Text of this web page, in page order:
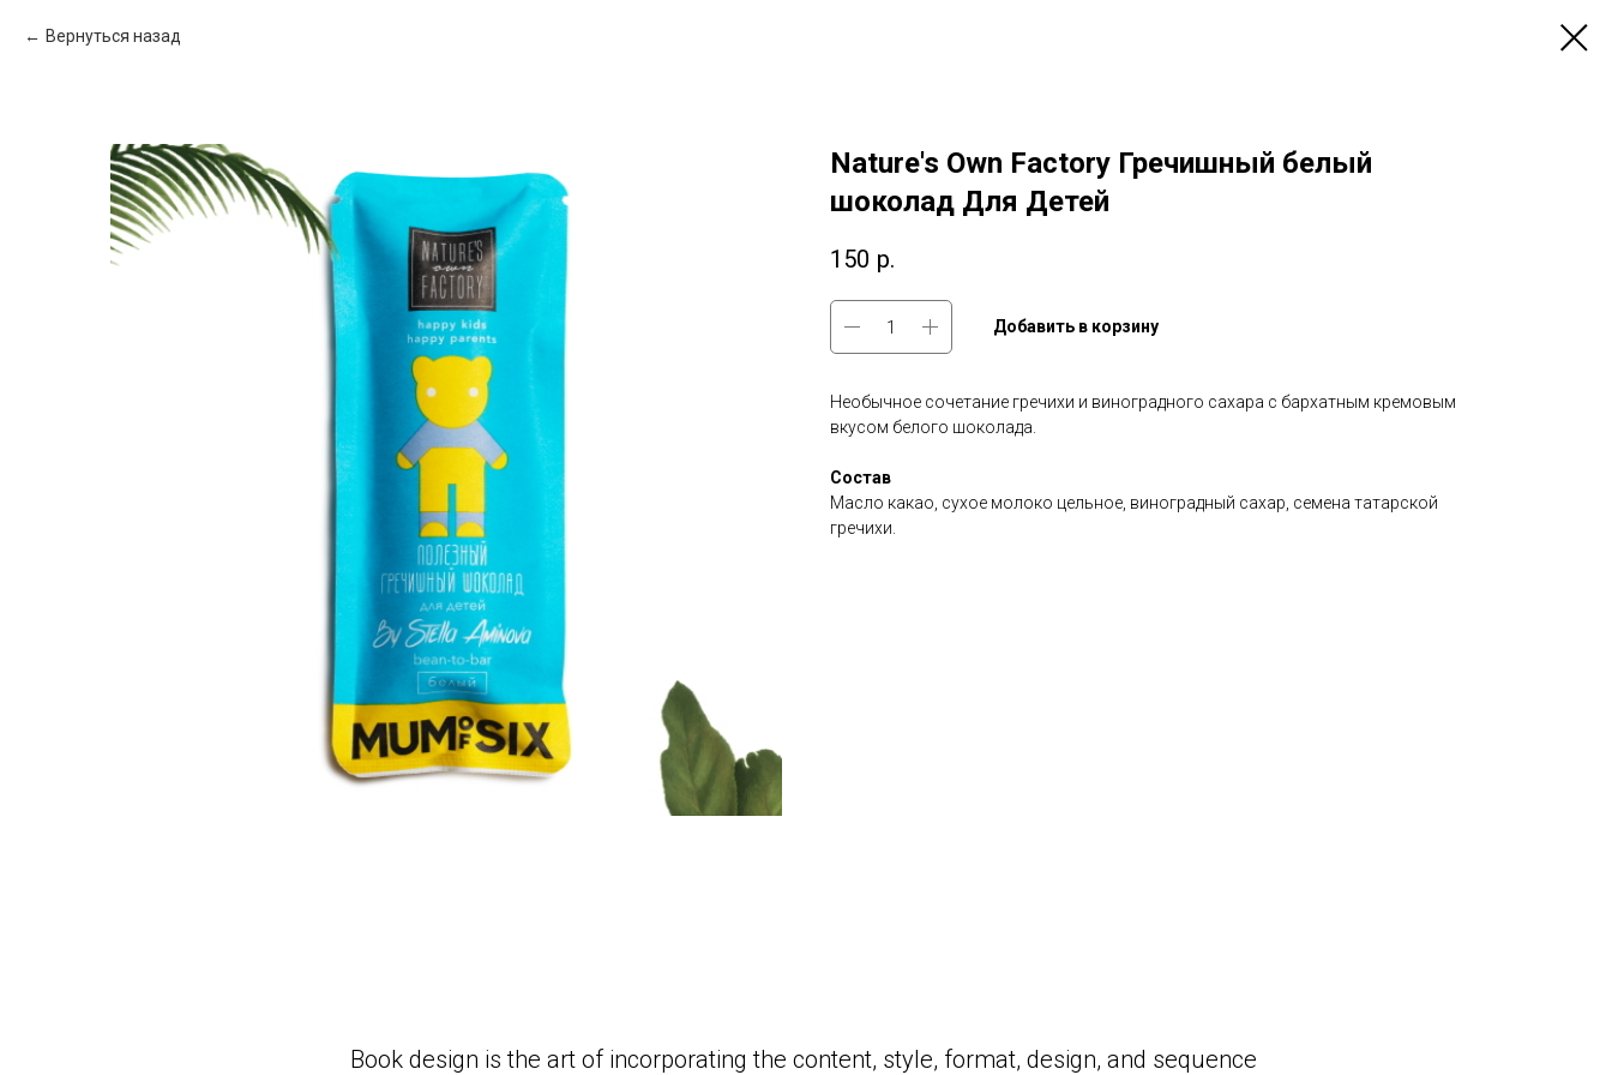
Вернуться назад
Nature's Own Factory Гречишный белый
шоколад Для Детей
150 р.
Добавить в корзину
Необычное сочетание гречихи и виноградного сахара с бархатным кремовым
вкусом белого шоколада.
Состав
Масло какао, сухое молоко цельное, виноградный сахар, семена татарской
гречихи.
Book design is the art of incorporating the content, style, format, design, and sequence